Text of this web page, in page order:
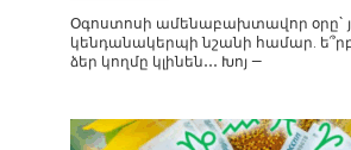
Օգոստոսի ամենաբախտավոր օրը`
կենդանակերպի նշանի համար.
ձեր կողմը կլինեն․․․ Խոյ —